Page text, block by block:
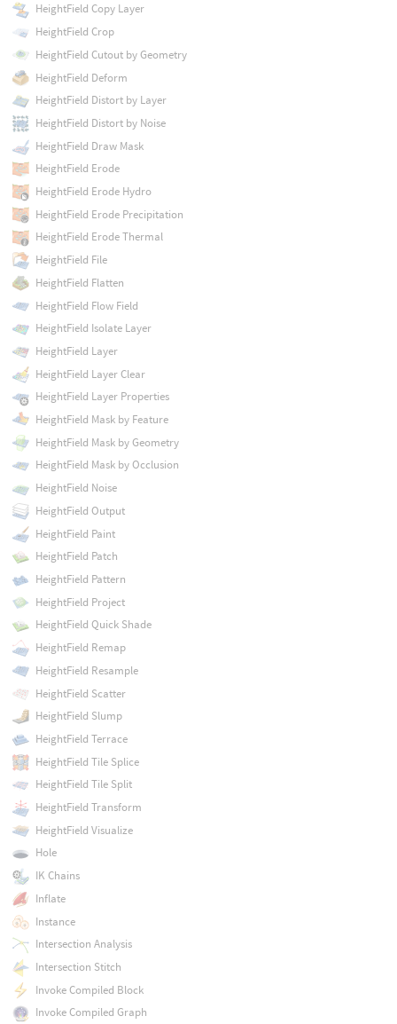
HeightField Copy Layer
HeightField Crop
HeightField Cutout by Geometry
HeightField Deform
HeightField Distort by Layer
HeightField Distort by Noise
HeightField Draw Mask
HeightField Erode
HeightField Erode Hydro
HeightField Erode Precipitation
HeightField Erode Thermal
HeightField File
HeightField Flatten
HeightField Flow Field
HeightField Isolate Layer
HeightField Layer
HeightField Layer Clear
HeightField Layer Properties
HeightField Mask by Feature
HeightField Mask by Geometry
HeightField Mask by Occlusion
HeightField Noise
HeightField Output
HeightField Paint
HeightField Patch
HeightField Pattern
HeightField Project
HeightField Quick Shade
HeightField Remap
HeightField Resample
HeightField Scatter
HeightField Slump
HeightField Terrace
HeightField Tile Splice
HeightField Tile Split
HeightField Transform
HeightField Visualize
Hole
IK Chains
Inflate
Instance
Intersection Analysis
Intersection Stitch
Invoke Compiled Block
Invoke Compiled Graph